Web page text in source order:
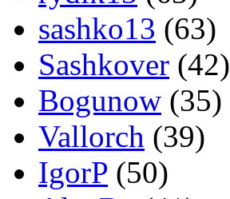
sashko13 (63)
Sashkover (42)
Bogunow (35)
Vallorch (39)
IgorP (50)